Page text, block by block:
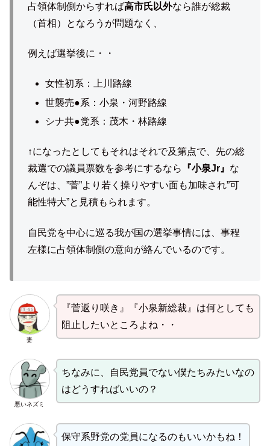
占領体制側からすれば高市氏以外なら誰が総裁
（首相）となろうが問題なく、
例えば選挙後に・・
女性初系：上川路線
世襲売●系：小泉・河野路線
シナ共●党系：茂木・林路線
↑になったとしてもそれはそれで及第点で、先の総
裁選での議員票数を参考にするなら
『小泉Jr』 な
んぞは、”菅”より若く操りやすい面も加味され”可
能性特大”と見積もられます。
自民党を中心に巡る我が国の選挙事情には、事程
左様に占領体制側の意向が絡んでいるのです。
妻
『菅返り咲き』『小泉新総裁』は何としても
阻止したいところよね・・
悪いネズミ
ちなみに、自民党員でない僕たちみたいなの
はどうすればいいの？
保守系野党の党員になるのもいいかもね！